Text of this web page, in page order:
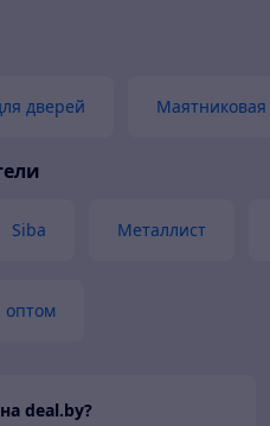
дверей
Siba Металлист
deal.by?